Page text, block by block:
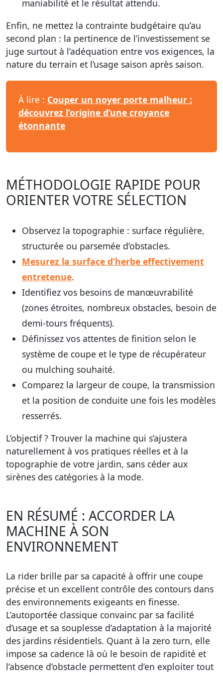
maniabilité et le résultat attendu.
Enfin, ne mettez la contrainte budgétaire qu’au
second plan : la pertinence de l’investissement se
juge surtout à l’adéquation entre vos exigences, la
nature du terrain et l’usage saison après saison.
À lire : Couper un noyer porte malheur :
découvrez l’origine d’une croyance
étonnante
MÉTHODOLOGIE RAPIDE POUR
ORIENTER VOTRE SÉLECTION
Observez la topographie : surface régulière,
structurée ou parsemée d’obstacles.
Mesurez la surface d’herbe effectivement
entretenue.
Identifiez vos besoins de manœuvrabilité
(zones étroites, nombreux obstacles, besoin de
demi-tours fréquents).
Définissez vos attentes de finition selon le
système de coupe et le type de récupérateur
ou mulching souhaité.
Comparez la largeur de coupe, la transmission
et la position de conduite une fois les modèles
resserrés.
L’objectif ? Trouver la machine qui s’ajustera
naturellement à vos pratiques réelles et à la
topographie de votre jardin, sans céder aux
sirènes des catégories à la mode.
EN RÉSUMÉ : ACCORDER LA
MACHINE À SON
ENVIRONNEMENT
La rider brille par sa capacité à offrir une coupe
précise et un excellent contrôle des contours dans
des environnements exigeants en finesse.
L’autoportée classique convainc par sa facilité
d’usage et sa souplesse d’adaptation à la majorité
des jardins résidentiels. Quant à la zero turn, elle
impose sa cadence là où le besoin de rapidité et
l’absence d’obstacle permettent d’en exploiter tout